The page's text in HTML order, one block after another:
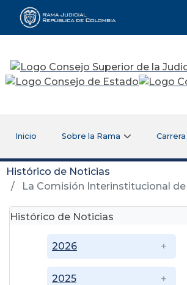
Rama Judicial
Inicio Sobre la Rama
Histórico de Noticias
La Comisión Interinstitucional
Histórico de Noticias
2025
2026